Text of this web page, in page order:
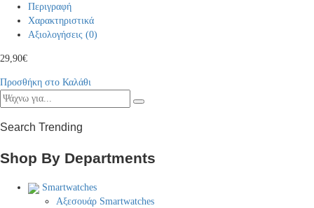
Περιγραφή
Χαρακτηριστικά
Αξιολογήσεις (0)
29,90€
Προσθήκη στο Καλάθι
Search Trending
Shop By Departments
Smartwatches
Αξεσουάρ Smartwatches